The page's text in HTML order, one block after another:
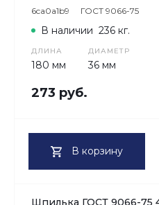
6ca0a1b9 ГОСТ 9066-75
ДЛИНА
180 мм
ДИАМЕТР
36 мм
В наличии 236 кг.
273 руб.
В корзину
Шпилька ГОСТ 9066-75